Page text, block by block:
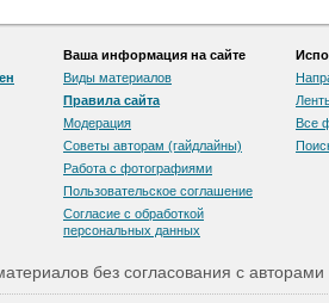
Ваша информация на сайте
Виды материалов
Правила сайта
Модерация
Советы авторам (гайдлайны)
Работа с фотографиями
Пользовательскоe соглашение
Согласие с обработкой
персональных данных
Все
без согласования с